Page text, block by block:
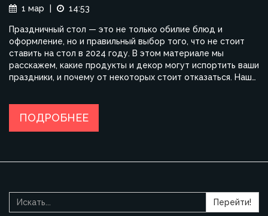
1 мар
14:53
Праздничный стол — это не только обилие блюд и
оформление, но и правильный выбор того, что не стоит
ставить на стол в 2024 году. В этом материале мы
расскажем, какие продукты и декор могут испортить ваши
праздники, и почему от некоторых стоит отказаться. Наши
не очередная коллекция избитых правил, а практическое
руководство с интересными фактами для вашего
ПОДРОБНЕЕ
Перейти!